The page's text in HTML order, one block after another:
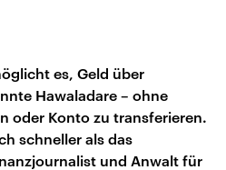
es, Geld über
Hawaladare – ohne
oder Konto zu transferieren.
schneller als das
und Anwalt für